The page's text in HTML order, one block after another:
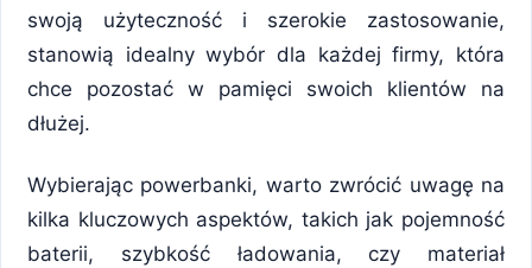
swoją użyteczność i szerokie zastosowanie,
stanowią idealny wybór dla każdej firmy, która
chce pozostać w pamięci swoich klientów na
dłużej.
Wybierając powerbanki, warto zwrócić uwagę na
kilka kluczowych aspektów, takich jak pojemność
baterii, szybkość ładowania, czy materiał